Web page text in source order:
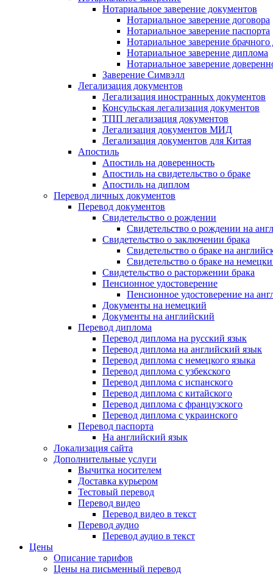
Нотариальное заверение документов
Нотариальное заверение договора
Нотариальное заверение паспорта
Нотариальное заверение брачного
Нотариальное заверение диплома
Нотариальное заверение
Заверение Симвэлл
Легализация документов
Легализация иностранных документов
Консульская легализация документов
ТПП легализация документов
Легализация документов МИД
Легализация документов для Китая
Апостиль
Апостиль на доверенность
Апостиль на свидетельство о браке
Апостиль на диплом
Перевод личных документов
Перевод документов
Свидетельство о рождении
Свидетельство о рождении на
Свидетельство о заключении брака
Свидетельство о браке на
Свидетельство о браке на
Свидетельство о расторжении брака
Пенсионное удостоверение
Пенсионное удостоверение на
Документы на немецкий
Документы на английский
Перевод диплома
Перевод диплома на русский язык
Перевод диплома на английский язык
Перевод диплома с немецкого языка
Перевод диплома с узбекского
Перевод диплома с испанского
Перевод диплома с китайского
Перевод диплома с французского
Перевод диплома с украинского
Перевод паспорта
На английский язык
Локализация сайта
Дополнительные услуги
Вычитка носителем
Доставка курьером
Тестовый перевод
Перевод видео
Перевод видео в текст
Перевод аудио
Перевод аудио в текст
Цены
Описание тарифов
Цены на письменный перевод